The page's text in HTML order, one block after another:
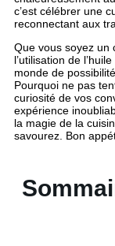
c’est célébrer une
reconnectant aux
Que vous soyez un
l’utilisation de
monde de
Pourquoi ne pas
curiosité de vos
expérience
la magie de la
savourez. Bon